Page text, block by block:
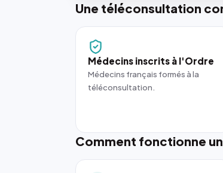
Une téléconsultation
Médecins inscrits à l'Ordre
Médecins français formés à la
téléconsultation.
Comment fonctionne